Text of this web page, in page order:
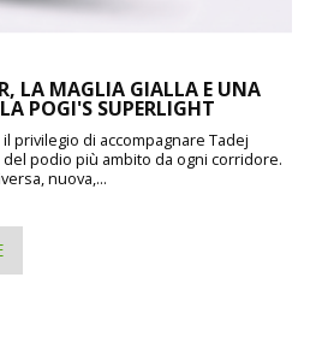
LA MAGLIA GIALLA E UNA
POGI'S SUPERLIGHT
privilegio di accompagnare Tadej
podio più ambito da ogni corridore.
nuova,...